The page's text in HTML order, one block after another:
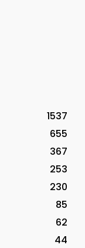
1537
655
367
253
230
85
62
44